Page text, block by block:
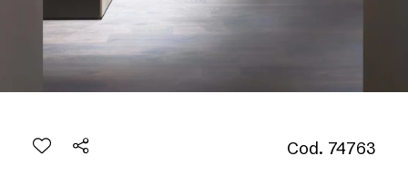
Cod. 74763